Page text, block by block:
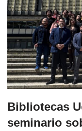
Bibliotecas
seminario